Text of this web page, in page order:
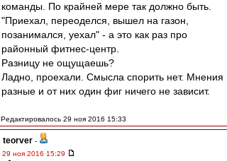
команды. По крайней мере так должно быть.
"Приехал, переоделся, вышел на газон,
позанимался, уехал" - а это как раз про
районный фитнес-центр.
Разницу не ощущаешь?
Ладно, проехали. Смысла спорить нет. Мнения
разные и от них один фиг ничего не зависит.
Редактировалось 29 ноя 2016 15:33
teorver -
29 ноя 2016 15:29